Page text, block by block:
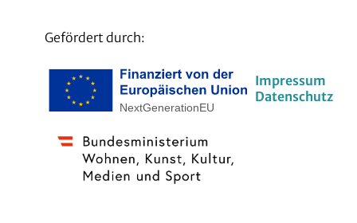
Gefördert durch:
Impressum
Datenschutz